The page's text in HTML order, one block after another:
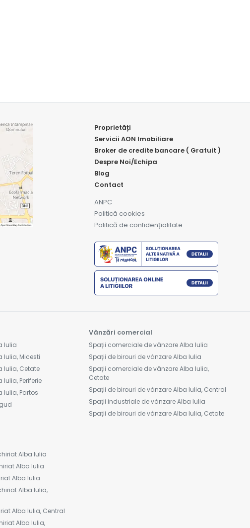
Proprietăți
Servicii AON Imobiliare
Broker de credite bancare ( Gratuit )
Despre Noi/Echipa
Blog
Contact
ANPC
Politică cookies
Politică de confidențialitate
Iulia
Iulia, Micesti
Iulia, Cetate
Periferie
Iulia, Partos
Vânzări comercial
Spații comerciale de vânzare Alba Iulia
Spații de birouri de vânzare Alba Iulia
Spații comerciale de vânzare Alba Iulia,
Cetate
Spații de birouri de vânzare Alba Iulia, Central
Spații industriale de vânzare Alba Iulia
Spații de birouri de vânzare Alba Iulia, Cetate
Alba Iulia
Alba Iulia
Alba Iulia
Alba Iulia,
Alba Iulia, Central
Alba Iulia,